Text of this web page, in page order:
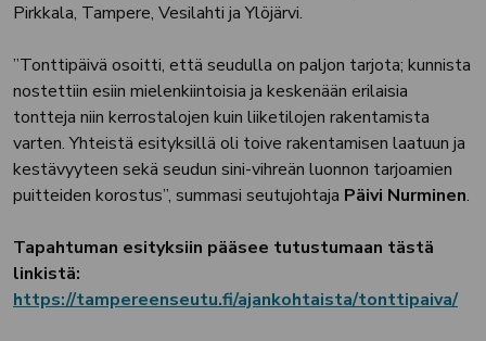
Pirkkala, Tampere, Vesilahti ja Ylöjärvi.
”Tonttipäivä osoitti, että seudulla on paljon tarjota; kunnista
nostettiin esiin mielenkiintoisia ja keskenään erilaisia
tontteja niin kerrostalojen kuin liiketilojen rakentamista
varten. Yhteistä esityksillä oli toive rakentamisen laatuun ja
kestävyyteen sekä seudun sini-vihreän luonnon tarjoamien
puitteiden korostus”, summasi seutujohtaja Päivi Nurminen.
Tapahtuman esityksiin pääsee tutustumaan tästä
linkistä:
https://tampereenseutu.fi/ajankohtaista/tonttipaiva/